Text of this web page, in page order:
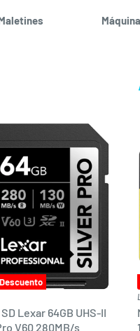
Lexar 64GB UHS-II
V60 280MB/s